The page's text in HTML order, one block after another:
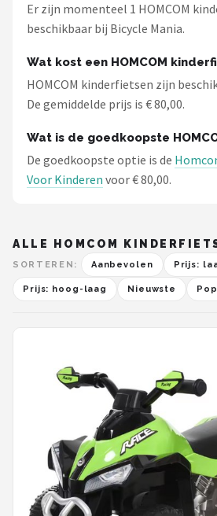
Alle merken →
Er zijn momenteel 1 HOMCOM
beschikbaar bij Bicycle Mania.
Wat kost een HOMCOM
HOMCOM kinderfietsen zijn
De gemiddelde prijs is € 80,00.
Wat is de goedkoopste
De goedkoopste optie is de
Voor Kinderen voor € 80,00.
ALLE HOMCOM
SORTEREN: Aanbevolen Prijs:
Prijs: hoog-laag Nieuwste